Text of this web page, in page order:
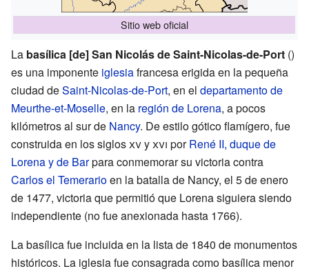
Sitio web oficial
La basílica [de] San Nicolás de Saint-Nicolas-de-Port ()
es una imponente iglesiafrancesa erigida en la pequeña
ciudad deSaint-Nicolas-de-Port, en el departamento de
Meurthe-et-Moselle, en la región de Lorena, a pocos
kilómetros al sur de Nancy. De estilo gótico flamígero, fue
construida en los siglosxvyxvi porRené II, duque de
Lorena y de Barpara conmemorar su victoria contra
Carlos el Temerarioen la batalla de Nancy, el 5 de enero
de 1477, victoria que permitió que Lorena siguiera siendo
independiente (no fue anexionada hasta 1766).
La basílica fue incluida en la lista de 1840 de monumentos
históricos. La iglesia fue consagrada como basílica menor